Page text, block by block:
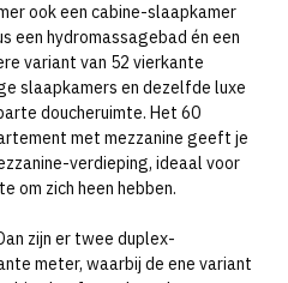
ook een cabine-slaapkamer
een hydromassagebad én een
variant van 52 vierkante
slaapkamers en dezelfde luxe
doucheruimte. Het 60
met mezzanine geeft je
verdieping, ideaal voor
om zich heen hebben.
zijn er twee duplex-
meter, waarbij de ene variant